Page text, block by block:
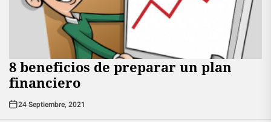
8 beneficios de preparar un plan
financiero
24 Septiembre, 2021